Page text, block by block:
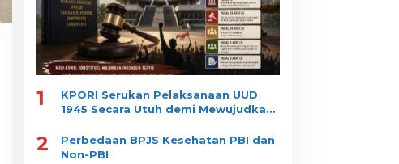
1
KPORI Serukan Pelaksanaan UUD
1945 Secara Utuh demi Mewujudkan
2
Perbedaan BPJS Kesehatan PBI dan
Non-PBI